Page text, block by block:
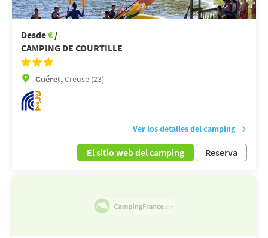
Desde€ /
CAMPING DE COURTILLE
Guéret,Creuse (23)
Ver los detalles del camping
El sitio web del camping Reserva